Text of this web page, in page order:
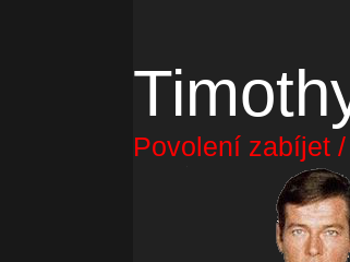
Povolení zabíjet